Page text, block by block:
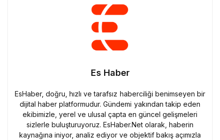
Es Haber
EsHaber, doğru, hızlı ve tarafsız haberciliği benimseyen bir
dijital haber platformudur. Gündemi yakından takip eden
ekibimizle, yerel ve ulusal çapta en güncel gelişmeleri
sizlerle buluşturuyoruz. EsHaber.Net olarak, haberin
kaynağına iniyor, analiz ediyor ve objektif bakış açımızla